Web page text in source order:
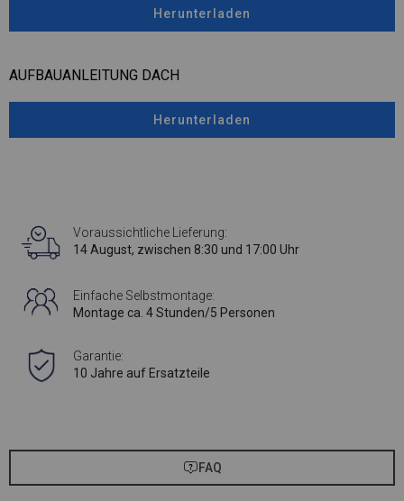
Herunterladen
AUFBAUANLEITUNG DACH
Herunterladen
Voraussichtliche Lieferung:
14 August, zwischen 8:30 und 17:00 Uhr
Einfache Selbstmontage:
Montage ca. 4 Stunden/5 Personen
Garantie:
10 Jahre auf Ersatzteile
FAQ